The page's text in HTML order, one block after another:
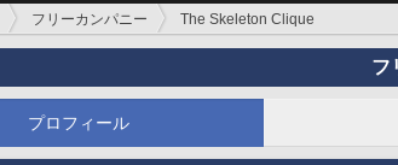
フリーカンパニー The Skeleton Clique
フ
プロフィール